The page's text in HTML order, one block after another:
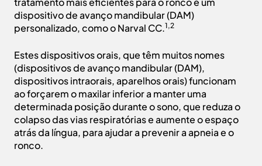
dispositivo de avanço mandibular (DAM)
personalizado, como o Narval CC.1,2
Estes dispositivos orais, que têm muitos nomes
(dispositivos de avanço mandibular (DAM),
dispositivos intraorais, aparelhos orais) funcionam
ao forçarem o maxilar inferior a manter uma
determinada posição durante o sono, que reduza o
colapso das vias respiratórias e aumente o espaço
atrás da língua, para ajudar a prevenir a apneia e o
ronco.